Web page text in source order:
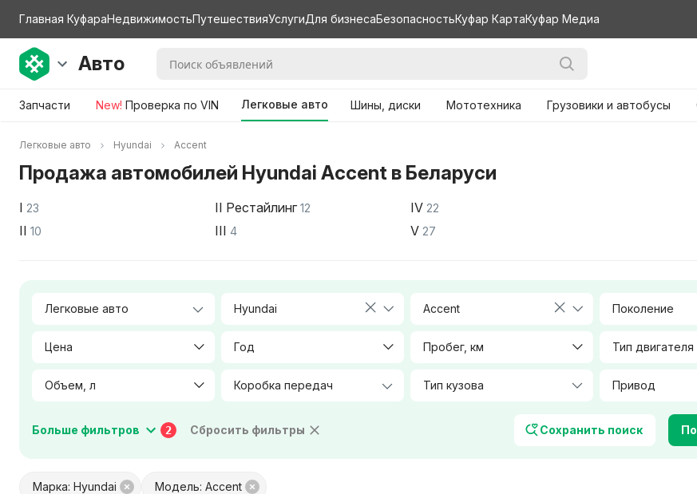
Главная КуфараНедвижимостьПутешествияУслугиДля бизнесаБезопасностьКуфар КартаКуфар Медиа
Авто
Запчасти New! Проверка по VIN Легковые авто Шины, диски Мототехника Грузовики и автобусы
Легковые авто Hyundai Accent
Продажа автомобилей Hyundai Accent в Беларуси
I 23
II 10
II Рестайлинг 12
III 4
IV 22
V 27
Hyundai Accent Поколение
Цена Год Пробег, км Тип двигателя
Объем, л Тип кузова
Мощность двигателя, л.с.
Больше фильтров 2 Сбросить фильтры Сохранить поиск
Марка: Hyundai Модель: Accent